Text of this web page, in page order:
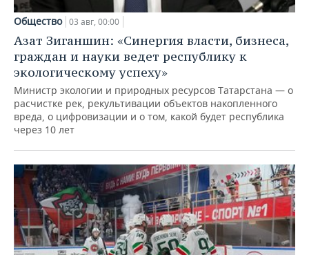
Общество 03 авг, 00:00
Азат Зиганшин: «Синергия власти, бизнеса,
граждан и науки ведет республику к
экологическому успеху»
Министр экологии и природных ресурсов Татарстана — о
расчистке рек, рекультивации объектов накопленного
вреда, о цифровизации и о том, какой будет республика
через 10 лет